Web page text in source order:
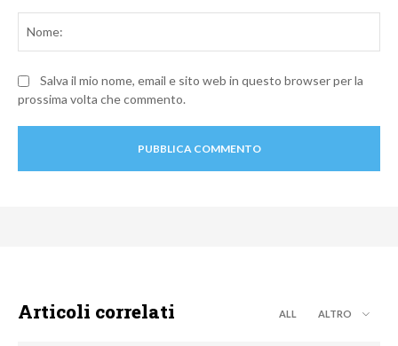
Salva il mio nome, email e sito web in questo browser per la
prossima volta che commento.
Articoli correlati ALL ALTRO